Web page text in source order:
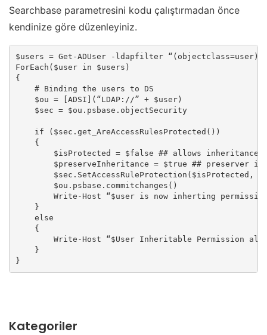
Searchbase parametresini kodu çalıştırmadan önce
kendinize göre düzenleyiniz.
$users = Get-ADUser -ldapfilter “(objectclass=user)”
ForEach($user in $users)
{
    # Binding the users to DS
    $ou = [ADSI](“LDAP://” + $user)
    $sec = $ou.psbase.objectSecurity
    if ($sec.get_AreAccessRulesProtected())
    {
        $isProtected = $false ## allows inheritance
$preserveInheritance = $true ## preserver
$sec.SetAccessRuleProtection($isProtected,
        $ou.psbase.commitchanges()
Write-Host “$user is now inherting
    }
    else
    {
Write-Host “$User Inheritable Permission
    }
}
Kategoriler